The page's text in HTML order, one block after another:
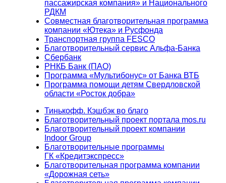
пассажирская компания» и Национального
РДКМ
Совместная благотворительная программа
компании «Ютека» и Русфонда
Транспортная группа FESCO
Благотворительный сервис Альфа-Банка
Сбербанк
РНКБ Банк (ПАО)
Программа «Мультибонус» от Банка ВТБ
Программа помощи детям Свердловской
области «Росток добра»
Тинькофф. Кэшбэк во благо
Благотворительный проект портала mos.ru
Благотворительный проект компании
Indoor Group
Благотворительные программы
ГК «Кредитэкспресс»
Благотворительная программа компании
«Дорожная сеть»